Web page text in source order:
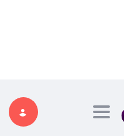
Toggle navigation